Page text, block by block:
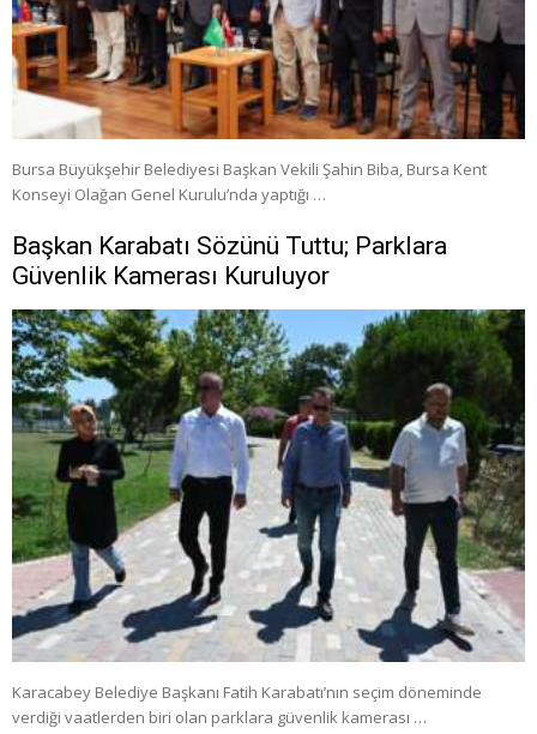
Bursa Büyükşehir Belediyesi Başkan Vekili Şahin Biba, Bursa Kent
Konseyi Olağan Genel Kurulu’nda yaptığı …
Başkan Karabatı Sözünü Tuttu; Parklara
Güvenlik Kamerası Kuruluyor
Karacabey Belediye Başkanı Fatih Karabatı’nın seçim döneminde
verdiği vaatlerden biri olan parklara güvenlik kamerası …